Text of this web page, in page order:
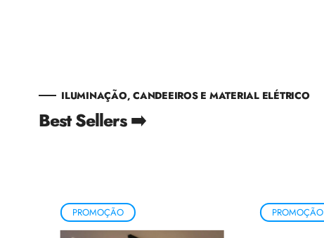
ILUMINAÇÃO, CANDEEIROS E MATERIAL ELÉTRICO
Best Sellers ➡️
PROMOÇÃO PROMOÇÃO